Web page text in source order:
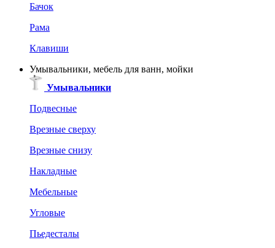
Бачок
Рама
Клавиши
Умывальники, мебель для ванн, мойки
Умывальники
Подвесные
Врезные сверху
Врезные снизу
Накладные
Мебельные
Угловые
Пьедесталы